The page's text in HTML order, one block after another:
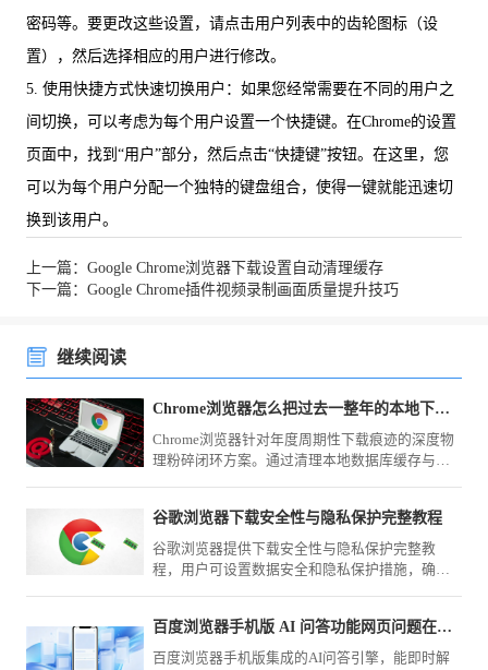
密码等。要更改这些设置，请点击用户列表中的齿轮图标（设
置），然后选择相应的用户进行修改。
5. 使用快捷方式快速切换用户：如果您经常需要在不同的用户之
间切换，可以考虑为每个用户设置一个快捷键。在Chrome的设置
页面中，找到“用户”部分，然后点击“快捷键”按钮。在这里，您
可以为每个用户分配一个独特的键盘组合，使得一键就能迅速切
换到该用户。
上一篇：Google Chrome浏览器下载设置自动清理缓存
下一篇：Google Chrome插件视频录制画面质量提升技巧
继续阅读
Chrome浏览器怎么把过去一整年的本地下载历史一次性销毁
Chrome浏览器针对年度周期性下载痕迹的深度物
理粉碎闭环方案。通过清理本地数据库缓存与浏
谷歌浏览器下载安全性与隐私保护完整教程
谷歌浏览器提供下载安全性与隐私保护完整教
程，用户可设置数据安全和隐私保护措施，确保
百度浏览器手机版 AI 问答功能网页问题在线解答
百度浏览器手机版集成的AI问答引擎，能即时解